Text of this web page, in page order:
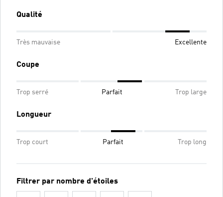
Qualité
Très mauvaise Excellente
Coupe
Trop serré Parfait Trop large
Longueur
Trop court Parfait Trop long
Filtrer par nombre d'étoiles